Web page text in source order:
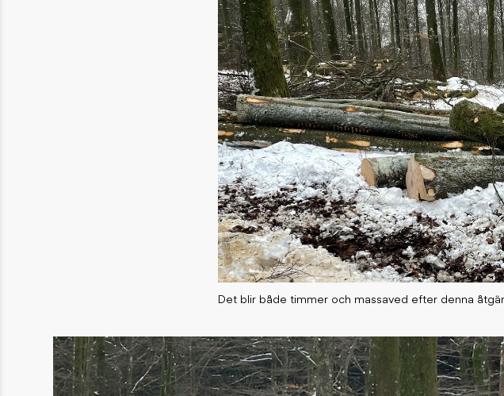
Det blir både timmer och massaved efter denna